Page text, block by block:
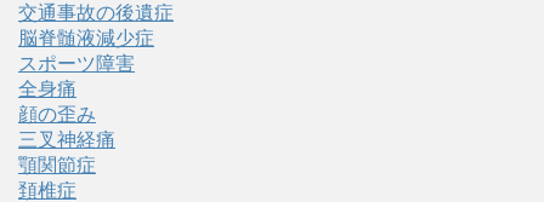
交通事故の後遺症
脳脊髄液減少症
スポーツ障害
全身痛
顔の歪み
三叉神経痛
顎関節症
頚椎症